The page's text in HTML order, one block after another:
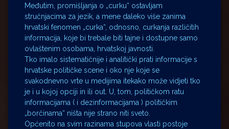
Međutim, promišljanja o „curku“ ostavljam
stručnjacima za jezik, a mene daleko više zanima
hrvatski fenomen „curka“, odnosno, curkanja različitih
informacija, koje bi trebale biti tajne i dostupne samo
ovlaštenim osobama, hrvatskoj javnosti.
Tko imalo sistematičnije i analitički prati informacije s
hrvatske političke scene i oko nje koje se
svakodnevno vrte u medijima itekako može vidjeti tko
je i u kojoj opciji in ili out. U, tom, političkom ratu
informacijama ( i dezinformacijama ) političkim
„borčinama“ ništa nije strano niti sveto.
Općenito na svim razinama stupova vlasti postoje